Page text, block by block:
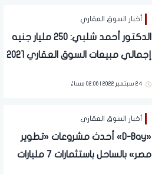
أخبار السوق العقاري
الدكتور أحمد شلبي: 250 مليار جنيه
إجمالي مبيعات السوق العقاري 2021
24 سبتمبر 2022 | 02:06 مساءً
أخبار السوق العقاري
«D-Bay» أحدث مشروعات «تطوير
مصر» بالساحل باستثمارات 7 مليارات